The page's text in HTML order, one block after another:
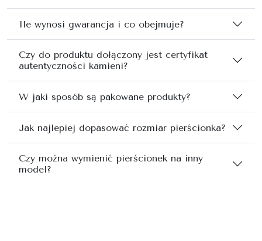
Ile wynosi gwarancja i co obejmuje?
Czy do produktu dołączony jest certyfikat
autentyczności kamieni?
W jaki sposób są pakowane produkty?
Jak najlepiej dopasować rozmiar pierścionka?
Czy można wymienić pierścionek na inny
model?